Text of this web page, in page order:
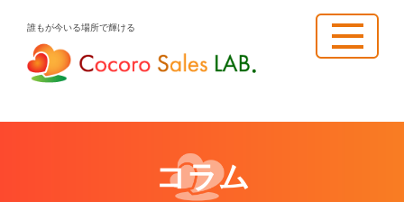
content
誰もが今いる場所で輝ける
コラム